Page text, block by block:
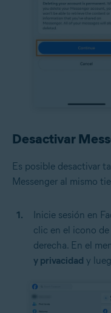
Desactivar
Es posible desactivar
Messenger al mismo
Inicie sesión en
clic en el icono de
derecha. En el
y privacidad y